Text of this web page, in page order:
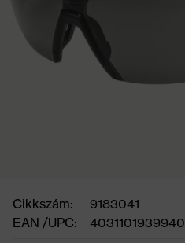
Cikkszám:
9183041
EAN /UPC:
4031101939940